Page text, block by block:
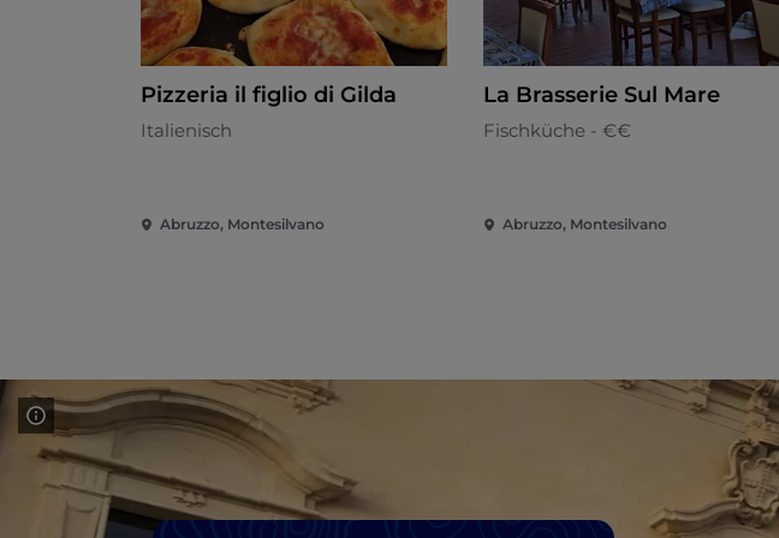
Pizzeria il figlio di Gilda
Italienisch
Abruzzo, Montesilvano
La Brasserie Sul Mare
Fischküche - €€
Abruzzo, Montesilvano